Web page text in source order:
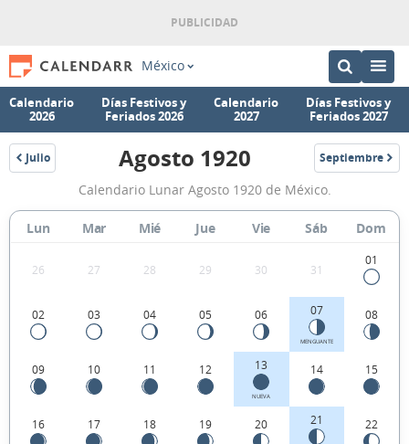
México
Calendario
2026
Días Festivos y
Feriados 2026
Calendario
2027
Días Festivos y
Feriados 2027
Julio
1920
Calendario
Lunar
Agosto
México.
Agosto 1920 Septiembre
1920
Calendario Lunar Agosto 1920 de México.
Lun Mar Mié Jue Vie Sáb Dom
26 27 28 29 30 31
01
02 03 04 05 06 07
MENGUANTE
08
09 10 11 12 13
NUEVA
14 15
16 17 18 19 20 21 22